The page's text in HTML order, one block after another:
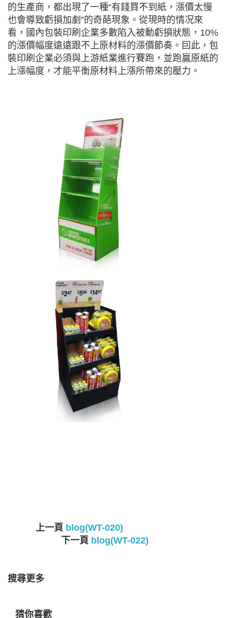
的生產商，都出現了一種“有錢買不到紙，漲價太慢
也會導致虧損加劇”的奇葩現象。從現時的情况來
看，國內包裝印刷企業多數陷入被動虧損狀態，10%
的漲價幅度遠遠跟不上原材料的漲價節奏。囙此，包
裝印刷企業必須與上游紙業進行賽跑，並跑贏原紙的
上漲幅度，才能平衡原材料上漲所帶來的壓力。
上一頁 blog(WT-020)
下一頁 blog(WT-022)
搜尋更多
猜你喜歡